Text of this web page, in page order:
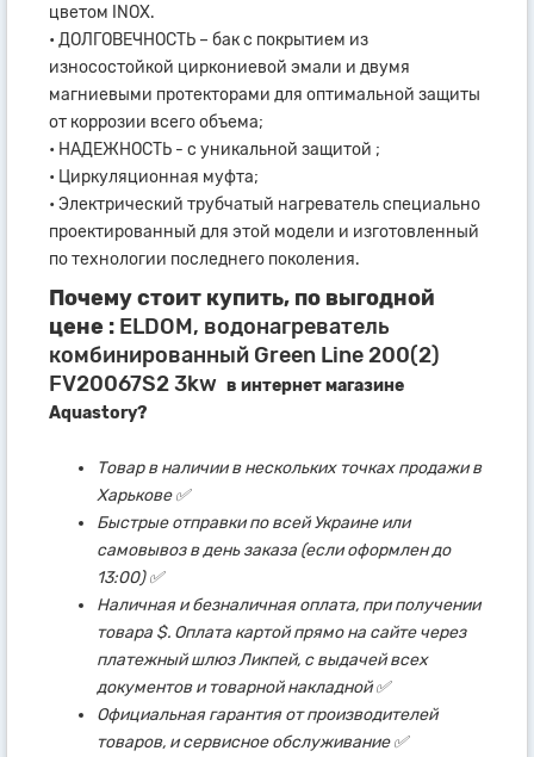
цветом INOX.
• ДОЛГОВЕЧНОСТЬ – бак с покрытием из
износостойкой циркониевой эмали и двумя
магниевыми протекторами для оптимальной защиты
от коррозии всего объема;
• НАДЕЖНОСТЬ - с уникальной защитой ;
• Циркуляционная муфта;
• Электрический трубчатый нагреватель специально
проектированный для этой модели и изготовленный
по технологии последнего поколения.
Почему стоит купить, по выгодной
цене : ELDOM, водонагреватель
комбинированный Green Line 200(2)
FV20067S2 3kw в интернет магазине
Aquastory?
Товар в наличии в нескольких точках продажи в
Харькове ✅
Быстрые отправки по всей Украине или
самовывоз в день заказа (если оформлен до
13:00) ✅
Наличная и безналичная оплата, при получении
товара $. Оплата картой прямо на сайте через
платежный шлюз Ликпей, с выдачей всех
документов и товарной накладной ✅
Официальная гарантия от производителей
товаров, и сервисное обслуживание ✅